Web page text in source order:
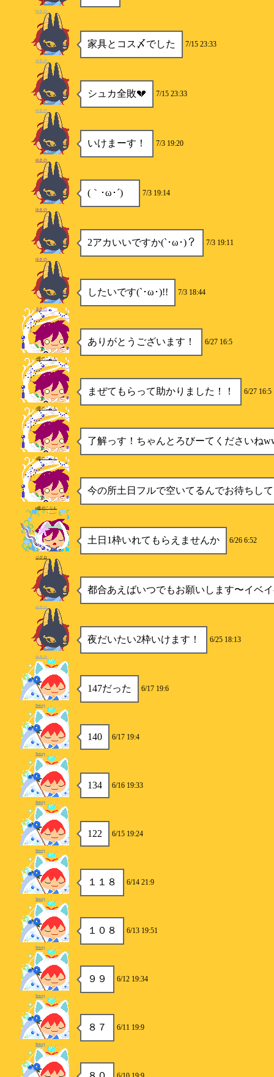
ゆきの
家具とコス〆でした 7/15 23:33
ゆきの
シュカ全敗💔 7/15 23:33
ゆきの
いけまーす！ 7/3 19:20
ゆきの
(｀･ω･´)ゞ 7/3 19:14
ゆきの
2アカいいですか(`･ω･)？ 7/3 19:11
ゆきの
したいです(`･ω･)!! 7/3 18:44
ゆきの
ありがとうございます！ 6/27 16:5
p様のこぶん
まぜてもらって助かりました！！ 6/27 16:5
p様のこぶん
了解っす！ちゃんとろびーてくださいね
p様のこぶん
今の所土日フルで空いてるんでお待ちし
p様のこぶん
土日1枠いれてもらえませんか 6/26 6:52
ジグロ
都合あえばいつでもお願いします〜イベ
ゆきの
夜だいたい2枠いけます！ 6/25 18:13
ゆきの
147だった 6/17 19:6
Soney
140 6/17 19:4
Soney
134 6/16 19:33
Soney
122 6/15 19:24
Soney
１１８ 6/14 21:9
Soney
１０８ 6/13 19:51
Soney
９９ 6/12 19:34
Soney
８７ 6/11 19:9
Soney